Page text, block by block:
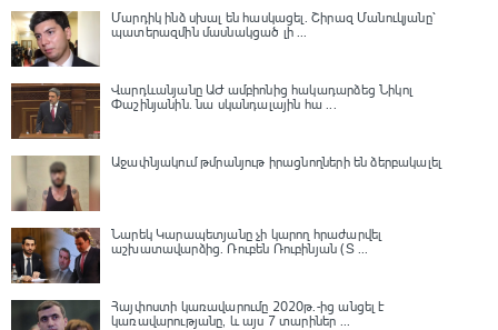
Մարդիկ ինձ սխալ են հասկացել. Շիրազ Մանուկյանը՝
պատերազմին մասնակցած լի ...
Վարդևանյանը ԱԺ ամբիոնից հակադարձեց Նիկոլ
Փաշինյանին․ նա սկանդալային հա ...
Աջափնյակում թմրանյութ իրացնողների են ձերբակալել
Նարեկ Կարապետյանը չի կարող հրաժարվել
աշխատավարձից. Ռուբեն Ռուբինյան (Տ ...
Հայփոստի կառավարումը 2020թ.-ից անցել է
կառավարությանը, և այս 7 տարիներ ...